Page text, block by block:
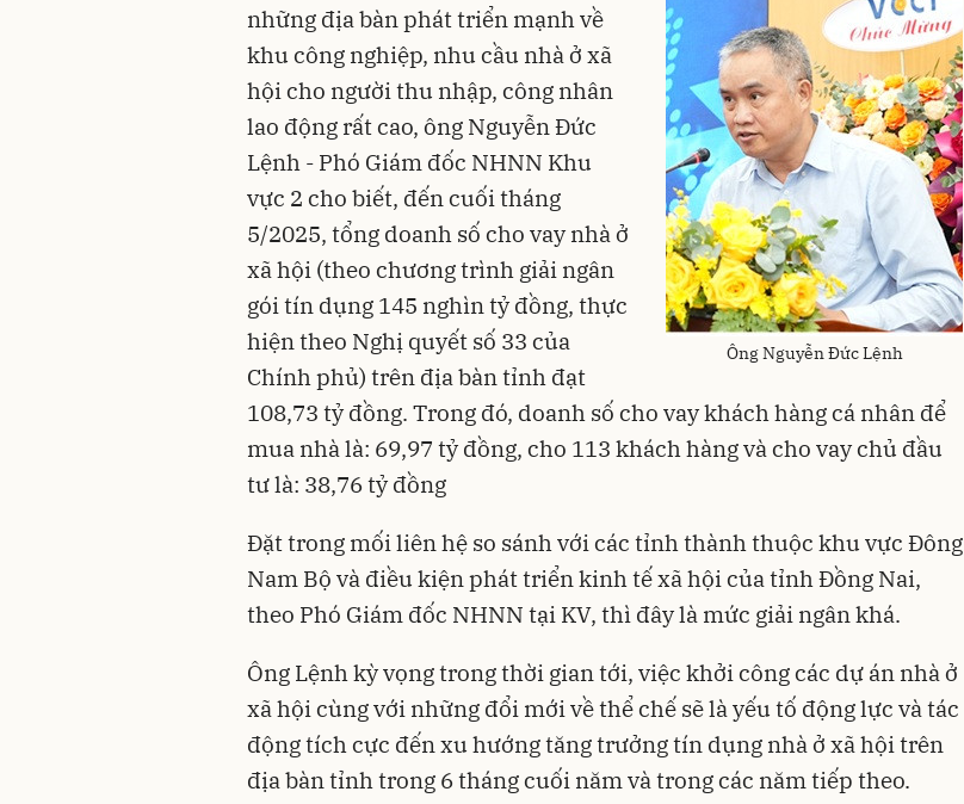
Ông Nguyễn Đức Lệnh
những địa bàn phát triển mạnh về
khu công nghiệp, nhu cầu nhà ở xã
hội cho người thu nhập, công nhân
lao động rất cao, ông Nguyễn Đức
Lệnh - Phó Giám đốc NHNN Khu
vực 2 cho biết, đến cuối tháng
5/2025, tổng doanh số cho vay nhà ở
xã hội (theo chương trình giải ngân
gói tín dụng 145 nghìn tỷ đồng, thực
hiện theo Nghị quyết số 33 của
Chính phủ) trên địa bàn tỉnh đạt
108,73 tỷ đồng. Trong đó, doanh số cho vay khách hàng cá nhân để
mua nhà là: 69,97 tỷ đồng, cho 113 khách hàng và cho vay chủ đầu
tư là: 38,76 tỷ đồng
Đặt trong mối liên hệ so sánh với các tỉnh thành thuộc khu vực Đông
Nam Bộ và điều kiện phát triển kinh tế xã hội của tỉnh Đồng Nai,
theo Phó Giám đốc NHNN tại KV, thì đây là mức giải ngân khá.
Ông Lệnh kỳ vọng trong thời gian tới, việc khởi công các dự án nhà ở
xã hội cùng với những đổi mới về thể chế sẽ là yếu tố động lực và tác
động tích cực đến xu hướng tăng trưởng tín dụng nhà ở xã hội trên
địa bàn tỉnh trong 6 tháng cuối năm và trong các năm tiếp theo.